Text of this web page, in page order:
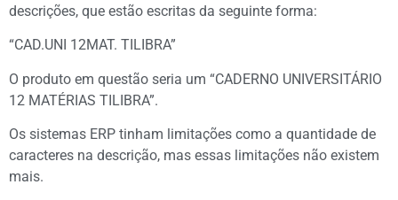
descrições, que estão escritas da seguinte forma:
“CAD.UNI 12MAT. TILIBRA”
O produto em questão seria um “CADERNO UNIVERSITÁRIO
12 MATÉRIAS TILIBRA”.
Os sistemas ERP tinham limitações como a quantidade de
caracteres na descrição, mas essas limitações não existem
mais.